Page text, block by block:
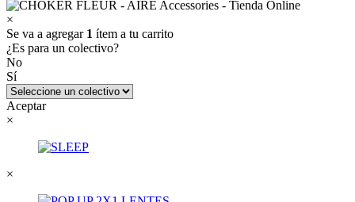
×
Se va a agregar 1 ítem a tu carrito
¿Es para un colectivo?
No
Sí
Aceptar
×
×